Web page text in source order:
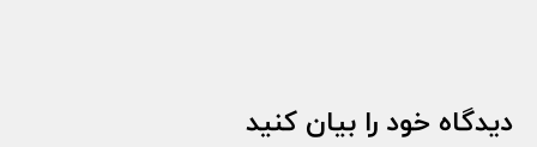
دیدگاه خود را بیان کنید